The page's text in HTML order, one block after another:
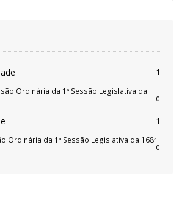
1
Ordinária da 1ª Sessão Legislativa da
0
1
Ordinária da 1ª Sessão Legislativa da 168ª
0